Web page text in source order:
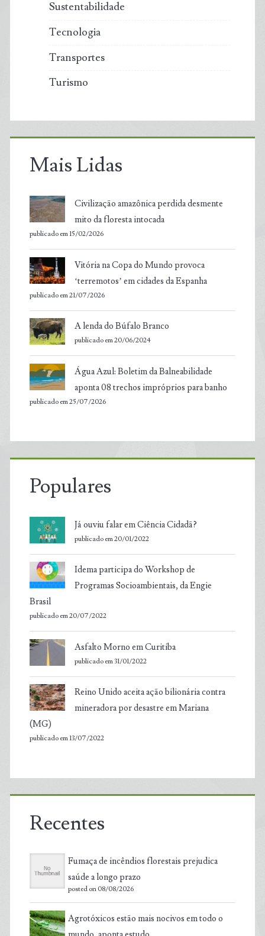
Sustentabilidade
Tecnologia
Transportes
Turismo
Mais Lidas
Civilização amazônica perdida desmente
mito da floresta intocada
publicado em 15/02/2026
Vitória na Copa do Mundo provoca
‘terremotos’ em cidades da Espanha
publicado em 21/07/2026
A lenda do Búfalo Branco
publicado em 20/06/2024
Água Azul: Boletim da Balneabilidade
aponta 08 trechos impróprios para banho
publicado em 25/07/2026
Populares
Já ouviu falar em Ciência Cidadã?
publicado em 20/01/2022
Idema participa do Workshop de
Programas Socioambientais, da Engie
Brasil
publicado em 20/07/2022
Asfalto Morno em Curitiba
publicado em 31/01/2022
Reino Unido aceita ação bilionária contra
mineradora por desastre em Mariana
(MG)
publicado em 13/07/2022
Recentes
Fumaça de incêndios florestais prejudica
saúde a longo prazo
posted on 08/08/2026
Agrotóxicos estão mais nocivos em todo o